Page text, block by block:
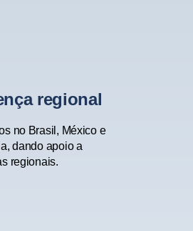
regional
no Brasil, México e
dando apoio a
regionais.